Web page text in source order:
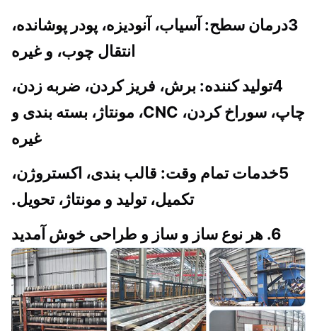
3درمان سطح: آسیاب، آنودیزه، پودر پوشانده،
انتقال چوب، و غیره
4تولید کننده: برش، فریز کردن، ضربه زدن،
چاپ، سوراخ کردن، CNC، مونتاژ، بسته بندی و
غیره
5خدمات تمام وقت: قالب بندی، اکستروژن،
تکمیل، تولید و مونتاژ، تحویل.
6. هر نوع ساز و ساز و طراحی خوش آمدید